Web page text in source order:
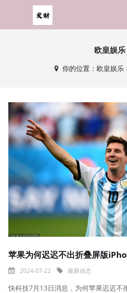
欧皇娱乐
你的位置： 欧皇娱乐
2024-07-22 最新动态
快科技7月13日消息，为何苹果迟迟不